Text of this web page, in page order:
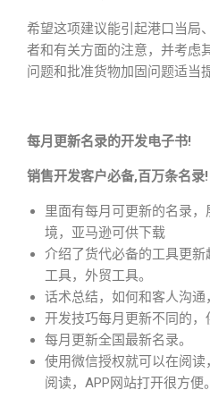
希望这项建议能引起港口当局
者和有关方面的注意，并考虑
问题和批准货物加固问题适当
每月更新名录的开发电子书!
销售开发客户必备,百万条名录!
里面有每月可更新的名录
境，亚马逊可供下载
介绍了货代必备的工具更
工具，外贸工具。
话术总结，如何和客人沟
开发技巧每月更新不同的，
每月更新全国最新名录。
使用微信授权就可以在阅
阅读，APP网站打开很方便。